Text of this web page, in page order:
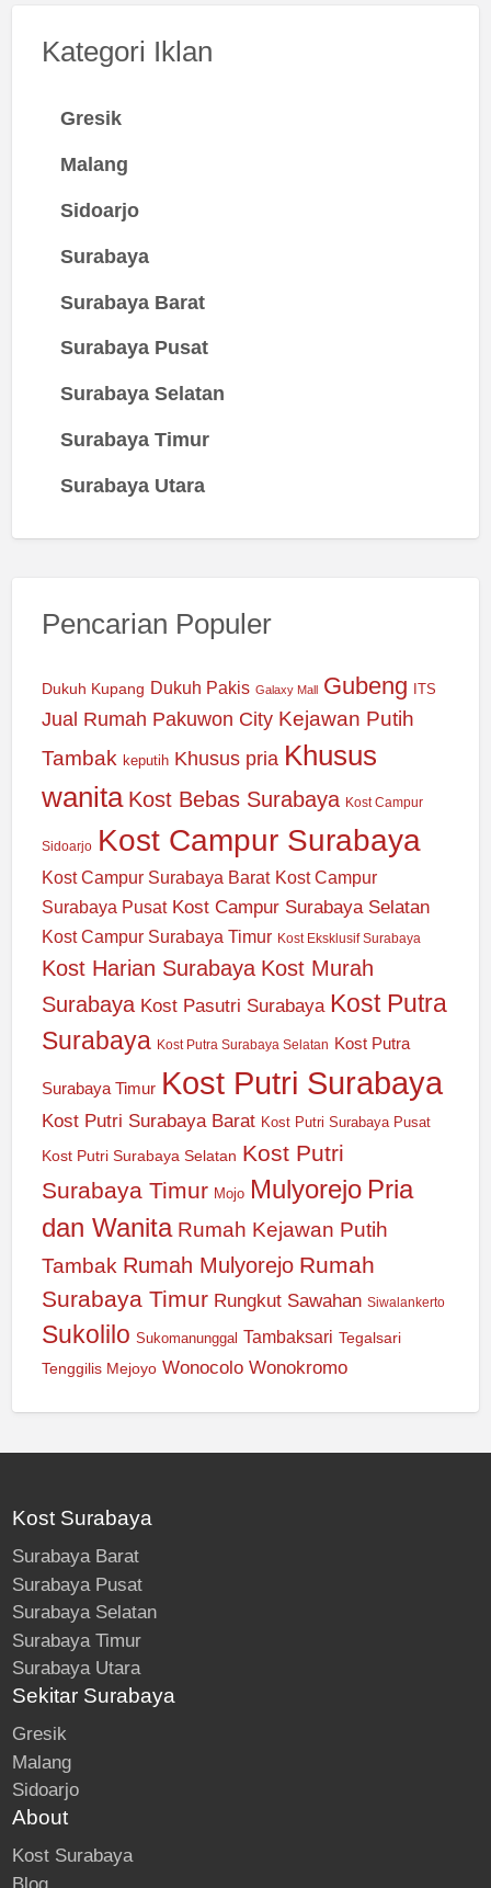
Kategori Iklan
Gresik
Malang
Sidoarjo
Surabaya
Surabaya Barat
Surabaya Pusat
Surabaya Selatan
Surabaya Timur
Surabaya Utara
Pencarian Populer
Dukuh Kupang Dukuh Pakis Galaxy Mall Gubeng ITS
Jual Rumah Pakuwon City Kejawan Putih
Tambak keputih Khusus pria Khusus
wanita Kost Bebas Surabaya Kost Campur
Sidoarjo Kost Campur Surabaya
Kost Campur Surabaya Barat Kost Campur
Surabaya Pusat Kost Campur Surabaya Selatan
Kost Campur Surabaya Timur Kost Eksklusif Surabaya
Kost Harian Surabaya Kost Murah
Surabaya Kost Pasutri Surabaya Kost Putra
Surabaya Kost Putra Surabaya Selatan Kost Putra
Surabaya Timur Kost Putri Surabaya
Kost Putri Surabaya Barat Kost Putri Surabaya Pusat
Kost Putri Surabaya Selatan Kost Putri
Surabaya Timur Mojo Mulyorejo Pria
dan Wanita Rumah Kejawan Putih
Tambak Rumah Mulyorejo Rumah
Surabaya Timur Rungkut Sawahan Siwalankerto
Sukolilo Sukomanunggal Tambaksari Tegalsari
Tenggilis Mejoyo Wonocolo Wonokromo
Kost Surabaya
Surabaya Barat
Surabaya Pusat
Surabaya Selatan
Surabaya Timur
Surabaya Utara
Sekitar Surabaya
Gresik
Malang
Sidoarjo
About
Kost Surabaya
Blog